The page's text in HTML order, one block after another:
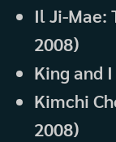
Il Ji-Mae:
2008)
King and
Kimchi
2008)